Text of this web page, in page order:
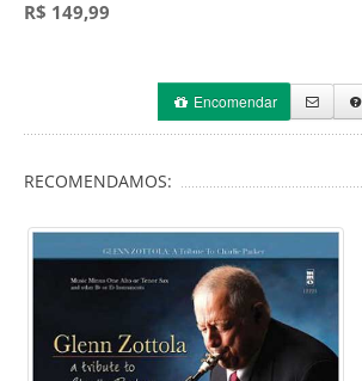
R$ 149,99
Encomendar
RECOMENDAMOS: